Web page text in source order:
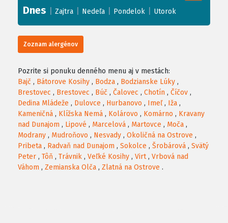
−
Dnes Zajtra Nedeľa Pondelok Utorok
Zoznam alergénov
Pozrite si ponuku denného menu aj v mestách:
Bajč , Bátorove Kosihy , Bodza , Bodzianske Lúky ,
Brestovec , Brestovec , Búč , Čalovec , Chotín , Číčov ,
Dedina Mládeže , Dulovce , Hurbanovo , Imeľ, Iža ,
Kameničná , Klížska Nemá , Kolárovo , Komárno , Kravany
nad Dunajom , Lipové , Marcelová , Martovce , Moča ,
Modrany , Mudroňovo , Nesvady , Okoličná na Ostrove ,
Pribeta , Radvaň nad Dunajom , Sokolce , Šrobárová , Svätý
Peter , Tôň , Trávnik , Veľké Kosihy , Virt, Vrbová nad
Váhom , Zemianska Olča , Zlatná na Ostrove .